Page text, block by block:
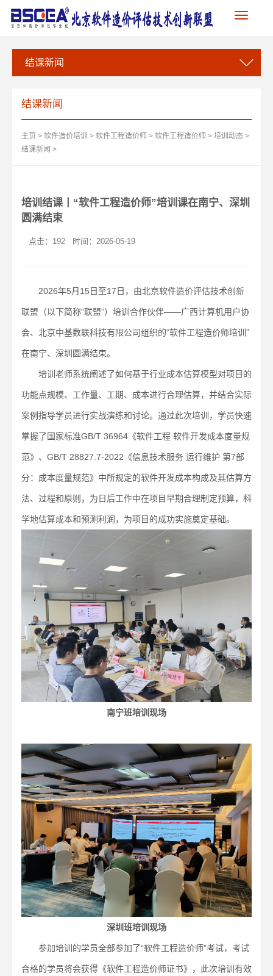
Toggle
navigation
结课新闻
结课新闻
主页 > 软件造价培训 > 软件工程造价师 > 软件工程造价师 > 培训动态 >
结课新闻 >
培训结课丨“软件工程造价师”培训课在南宁、深圳
圆满结束
点击： 192 时间：2026-05-19
2026年5月15日至17日，由北京软件造价评估技术创新
联盟（以下简称“联盟”）培训合作伙伴——广西计算机用户协
会、北京中基数联科技有限公司组织的“软件工程造价师培训”
在南宁、深圳圆满结束。
培训老师系统阐述了如何基于行业成本估算模型对项目的
功能点规模、工作量、工期、成本进行合理估算，并结合实际
案例指导学员进行实战演练和讨论。通过此次培训，学员快速
掌握了国家标准GB/T 36964《软件工程 软件开发成本度量规
范》、GB/T 28827.7-2022《信息技术服务 运行维护 第7部
分：成本度量规范》中所规定的软件开发成本构成及其估算方
法、过程和原则，为日后工作中在项目早期合理制定预算，科
学地估算成本和预测利润，为项目的成功实施奠定基础。
南宁班培训现场
深圳班培训现场
参加培训的学员全部参加了“软件工程造价师”考试，考试
合格的学员将会获得《软件工程造价师证书》，此次培训有效